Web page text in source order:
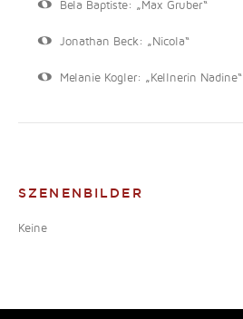
Bela Baptiste: „Max Gruber“
Jonathan Beck: „Nicola“
Melanie Kogler: „Kellnerin Nadine“
SZENENBILDER
Keine